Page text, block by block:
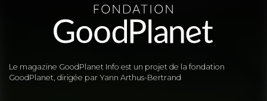
Le magazine GoodPlanet Info est un projet de la fondation
GoodPlanet, dirigée par Yann Arthus-Bertrand